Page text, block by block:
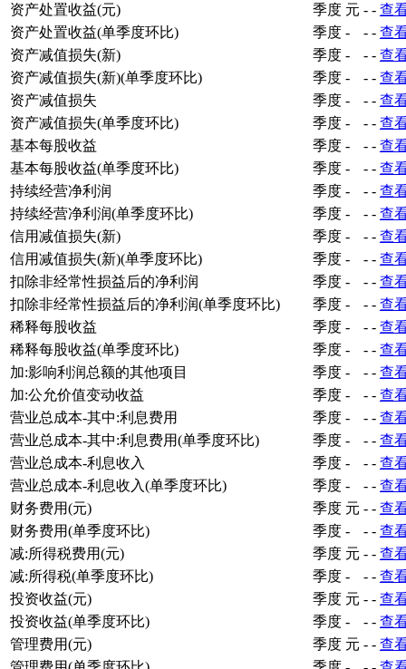
资产处置收益(元)
季度 元 - - 查
资产处置收益(单季度环比)
季度 - - - 查
资产减值损失(新)
季度 - - - 查
资产减值损失(新)(单季度环比)
季度 - - - 查
资产减值损失
季度 - - - 查
资产减值损失(单季度环比)
季度 - - - 查
基本每股收益
季度 - - - 查
基本每股收益(单季度环比)
季度 - - - 查
持续经营净利润
季度 - - - 查
持续经营净利润(单季度环比)
季度 - - - 查
信用减值损失(新)
季度 - - - 查
信用减值损失(新)(单季度环比)
季度 - - - 查
扣除非经常性损益后的净利润
季度 - - - 查
扣除非经常性损益后的净利润(单季度环比)
季度 - - - 查
稀释每股收益
季度 - - - 查
稀释每股收益(单季度环比)
季度 - - - 查
加:影响利润总额的其他项目
季度 - - - 查
加:公允价值变动收益
季度 - - - 查
营业总成本-其中:利息费用
季度 - - - 查
营业总成本-其中:利息费用(单季度环比)
季度 - - - 查
营业总成本-利息收入
季度 - - - 查
营业总成本-利息收入(单季度环比)
季度 - - - 查
财务费用(元)
季度 元 - - 查
财务费用(单季度环比)
季度 - - - 查
减:所得税费用(元)
季度 元 - - 查
减:所得税(单季度环比)
季度 - - - 查
投资收益(元)
季度 元 - - 查
投资收益(单季度环比)
季度 - - - 查
管理费用(元)
季度 元 - - 查